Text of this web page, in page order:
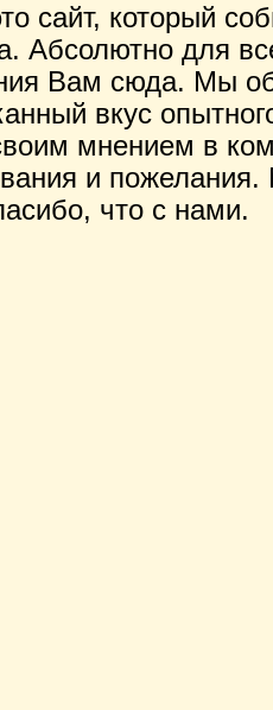
сайт, который
Абсолютно для
Вам сюда. Мы
вкус
мнением в
и
что с нами.